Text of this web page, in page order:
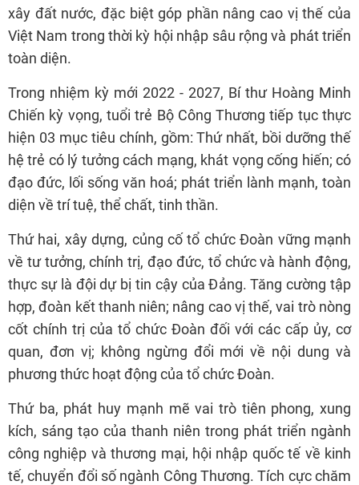
xây đất nước, đặc biệt góp phần nâng cao vị thế của
Việt Nam trong thời kỳ hội nhập sâu rộng và phát triển
toàn diện.
Trong nhiệm kỳ mới 2022 - 2027, Bí thư Hoàng Minh
Chiến kỳ vọng, tuổi trẻ Bộ Công Thương tiếp tục thực
hiện 03 mục tiêu chính, gồm: Thứ nhất, bồi dưỡng thế
hệ trẻ có lý tưởng cách mạng, khát vọng cống hiến; có
đạo đức, lối sống văn hoá; phát triển lành mạnh, toàn
diện về trí tuệ, thể chất, tinh thần.
Thứ hai, xây dựng, củng cố tổ chức Đoàn vững mạnh
về tư tưởng, chính trị, đạo đức, tổ chức và hành động,
thực sự là đội dự bị tin cậy của Đảng. Tăng cường tập
hợp, đoàn kết thanh niên; nâng cao vị thế, vai trò nòng
cốt chính trị của tổ chức Đoàn đối với các cấp ủy, cơ
quan, đơn vị; không ngừng đổi mới về nội dung và
phương thức hoạt động của tổ chức Đoàn.
Thứ ba, phát huy mạnh mẽ vai trò tiên phong, xung
kích, sáng tạo của thanh niên trong phát triển ngành
công nghiệp và thương mại, hội nhập quốc tế về kinh
tế, chuyển đổi số ngành Công Thương. Tích cực chăm